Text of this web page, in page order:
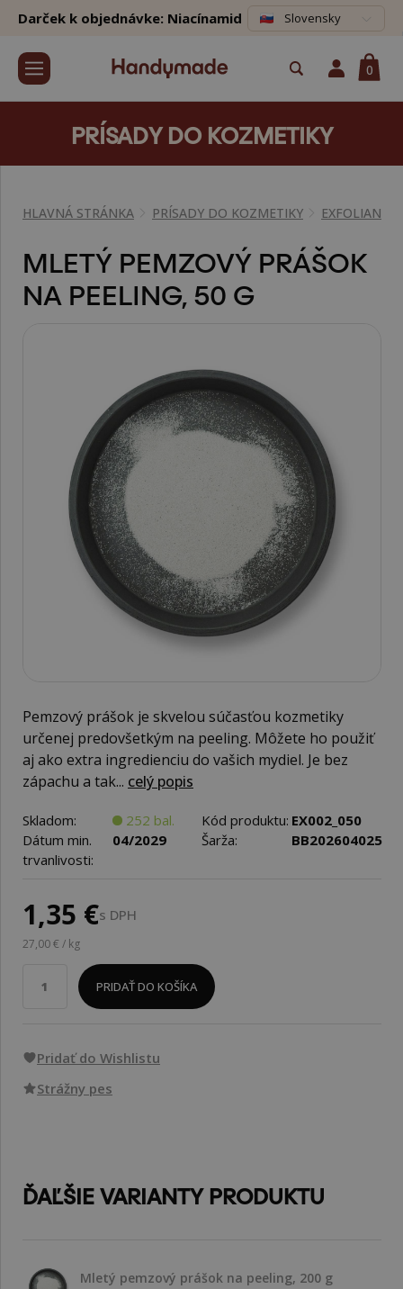
Darček k objednávke: Niacínamid Slovensky
0
PRÍSADY DO KOZMETIKY
HLAVNÁ STRÁNKA PRÍSADY DO KOZMETIKY
MLETÝ PEMZOVÝ PRÁŠOK
NA PEELING, 50 G
Pemzový prášok je skvelou súčasťou kozmetiky
určenej predovšetkým na peeling. Môžete ho použiť
aj ako extra ingredienciu do vašich mydiel. Je bez
zápachu a tak... celý popis
Skladom: 252 bal. Kód produktu: EX002_050
Dátum min.
trvanlivosti:
04/2029 Šarža: BB202604025
1,35 €s DPH
27,00 € / kg
PRIDAŤ DO KOŠÍKA
Pridať do Wishlistu
Strážny pes
ĎAĽŠIE VARIANTY PRODUKTU
Mletý pemzový prášok na peeling, 200 g